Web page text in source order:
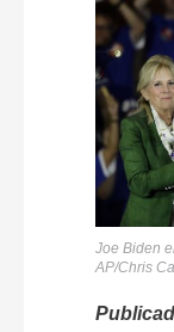
Joe Biden
AP/Chris